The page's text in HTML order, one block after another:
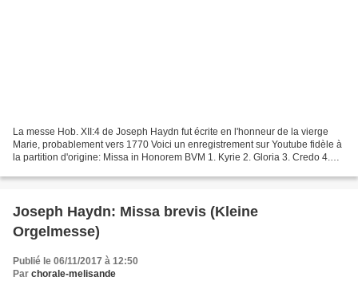
La messe Hob. XII:4 de Joseph Haydn fut écrite en l'honneur de la vierge
Marie, probablement vers 1770 Voici un enregistrement sur Youtube fidèle à
la partition d'origine: Missa in Honorem BVM 1. Kyrie 2. Gloria 3. Credo 4.
Joseph Haydn: Missa brevis (Kleine
Orgelmesse)
Publié le 06/11/2017 à 12:50
Par chorale-melisande